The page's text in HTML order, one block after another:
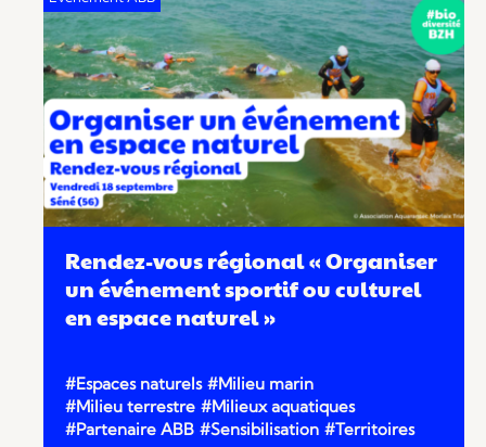
Rendez-vous régional « Organiser
un événement sportif ou culturel
en espace naturel »
#Espaces naturels #Milieu marin
#Milieu terrestre #Milieux aquatiques
#Partenaire ABB #Sensibilisation #Territoires